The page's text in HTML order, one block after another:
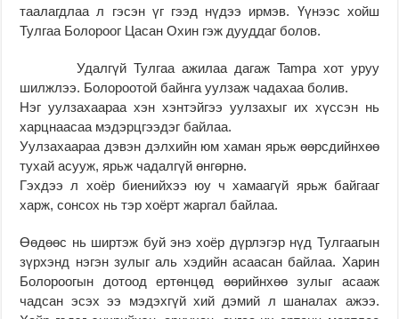
таалагдлаа л гэсэн үг гээд нүдээ ирмэв. Үүнээс хойш
Тулгаа Болороог Цасан Охин гэж дууддаг болов.
Удалгүй Тулгаа ажилаа дагаж Tampa хот уруу
шилжлээ. Болороотой байнга уулзаж чадахаа болив.
Нэг уулзахаараа хэн хэнтэйгээ уулзахыг их хүссэн нь
харцнаасаа мэдэрцгээдэг байлаа.
Уулзахаараа дэвэн дэлхийн юм хаман ярьж өөрсдийнхөө
тухай асууж, ярьж чадалгүй өнгөрнө.
Гэхдээ л хоёр биенийхээ юу ч хамаагүй ярьж байгааг
харж, сонсох нь тэр хоёрт жаргал байлаа.
Өөдөөс нь ширтэж буй энэ хоёр дүрлэгэр нүд Тулгаагын
зүрхэнд нэгэн зулыг аль хэдийн асаасан байлаа. Харин
Болороогын дотоод ертөнцөд өөрийнхөө зулыг асааж
чадсан эсэх ээ мэдэхгүй хий дэмий л шаналах ажээ.